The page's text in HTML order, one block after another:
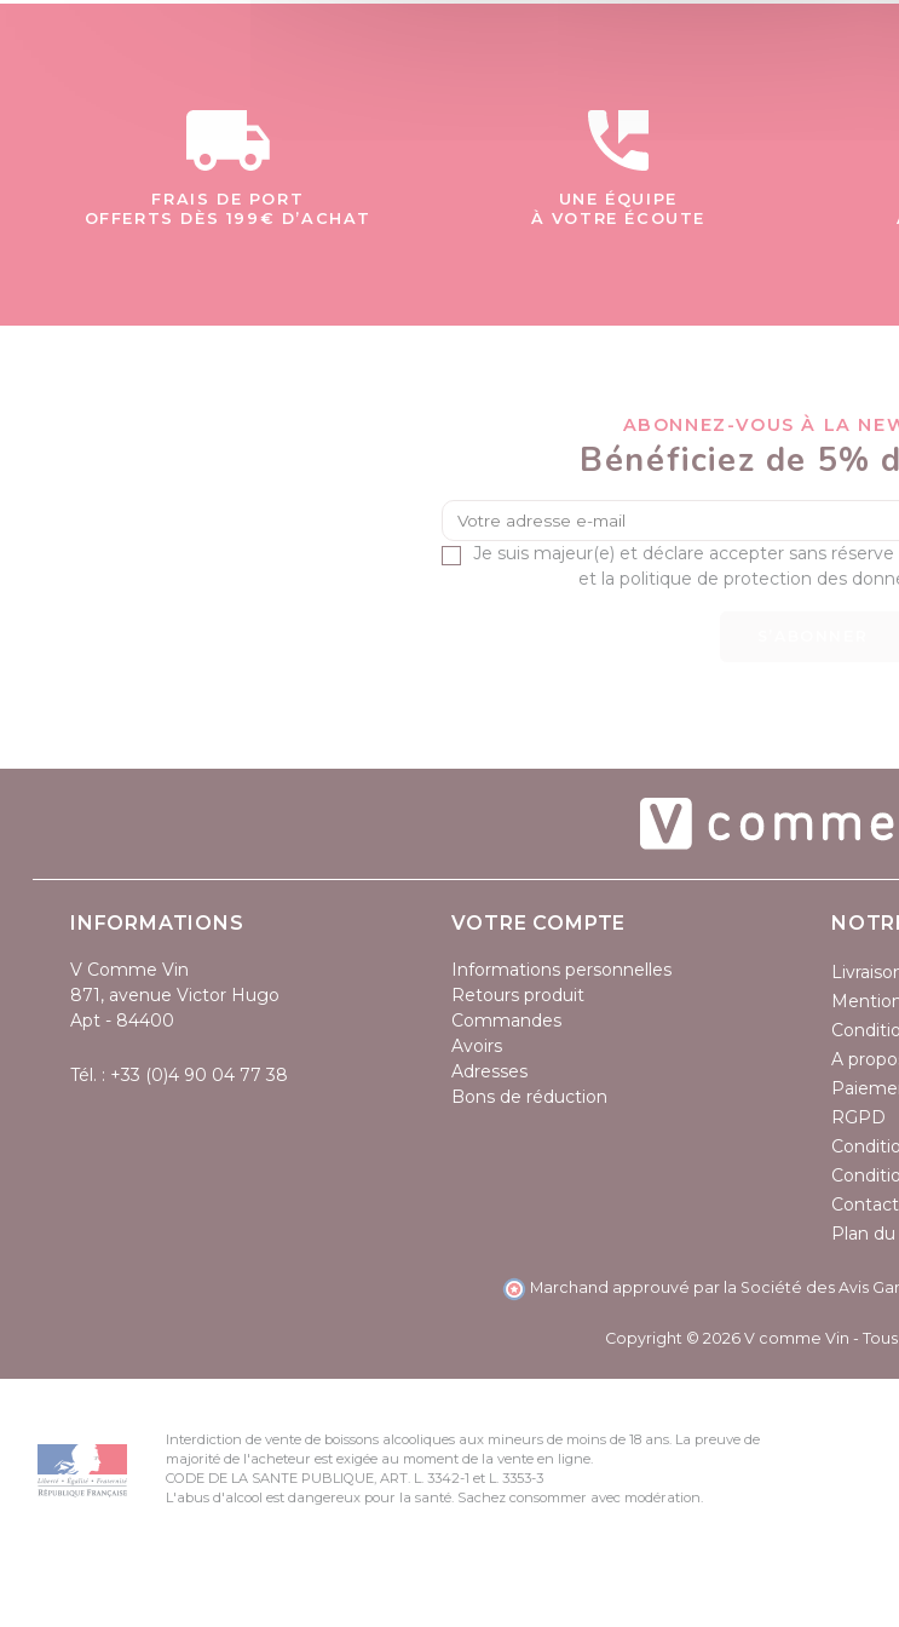
FRAIS DE PORT
OFFERTS DÈS 199€ D’ACHAT
UNE ÉQUIPE
À VOTRE ÉCOUTE
ABONNEZ-VOUS À LA
Bénéficiez de 5%
Je suis majeur(e) et déclare accepter sans
et la politique de protection des
INFORMATIONS
V Comme Vin
871, avenue Victor Hugo
Apt - 84400
Tél. : +33 (0)4 90 04 77 38
VOTRE COMPTE
Informations personnelles
Retours produit
Commandes
Avoirs
Adresses
Bons de réduction
A
RGPD
Plan
Marchand approuvé par la Société des Avis
Copyright © 2026 V comme Vin -
Interdiction de vente de boissons alcooliques aux mineurs de moins de 18 ans. La preuve de
majorité de l'acheteur est exigée au moment de la vente en ligne.
CODE DE LA SANTE PUBLIQUE, ART. L. 3342-1 et L. 3353-3
L'abus d'alcool est dangereux pour la santé. Sachez consommer avec modération.